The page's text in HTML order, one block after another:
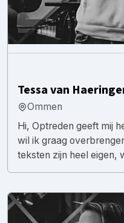
Tessa van
Ommen
Hi, Optreden geeft mij
wil ik graag
teksten zijn heel eigen,